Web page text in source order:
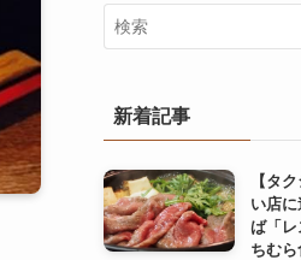
新着記事
【タ
い店に
ば「
ちむら